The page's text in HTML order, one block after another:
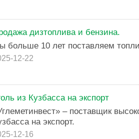
дизтоплива и бензина.
больше 10 лет поставляем
12-22
из Кузбасса на экспорт
– поставщик
на экспорт.
12-16